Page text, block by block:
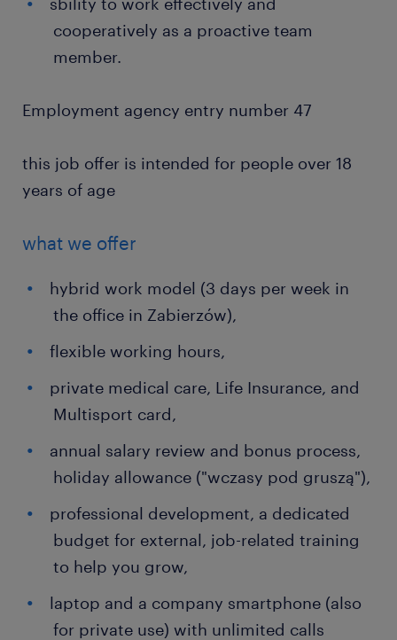
cooperatively as a proactive team
member.
Employment agency entry number 47
this job offer is intended for people over 18
years of age
what we offer
hybrid work model (3 days per week in
the office in Zabierzów),
flexible working hours,
private medical care, Life Insurance, and
Multisport card,
annual salary review and bonus process,
holiday allowance ("wczasy pod gruszą"),
professional development, a dedicated
budget for external, job-related training
to help you grow,
laptop and a company smartphone (also
for private use) with unlimited calls